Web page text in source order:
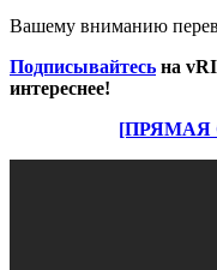
Вашему вниманию
Подписывайтесь на
интереснее!
[ПРЯМАЯ